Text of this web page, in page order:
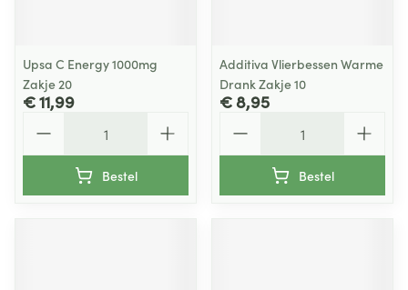
Upsa C Energy 1000mg
Zakje 20
€ 11,99
Bestel
Additiva Vlierbessen Warme
Drank Zakje 10
€ 8,95
Bestel